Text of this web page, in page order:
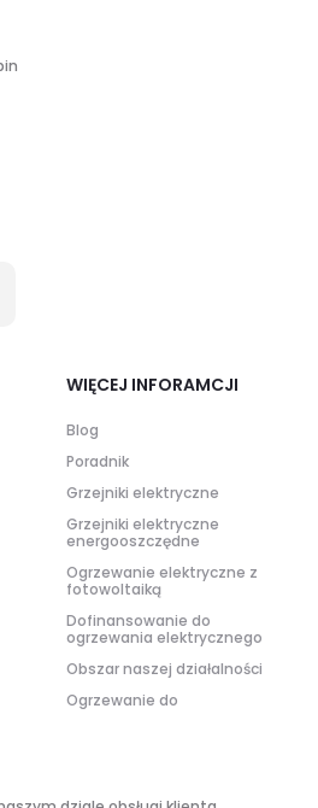
WIĘCEJ INFORAMCJI
Blog
Poradnik
Grzejniki elektryczne
Grzejniki elektryczne
energooszczędne
Ogrzewanie elektryczne z
fotowoltaiką
Dofinansowanie do
ogrzewania elektrycznego
Obszar naszej działalności
Ogrzewanie do